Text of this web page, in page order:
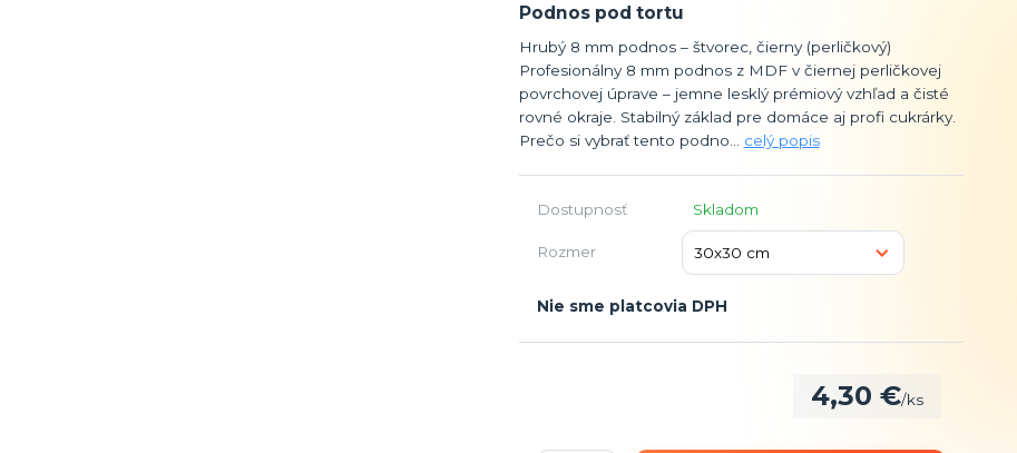
Podnos pod tortu
Hrubý 8 mm podnos – štvorec, čierny (perličkový)
Profesionálny 8 mm podnos z MDF v čiernej perličkovej
povrchovej úprave – jemne lesklý prémiový vzhľad a čisté
rovné okraje. Stabilný základ pre domáce aj profi cukrárky.
Prečo si vybrať tento podno... celý popis
Dostupnosť Skladom
Rozmer
Nie sme platcovia DPH
4,30 €/ks